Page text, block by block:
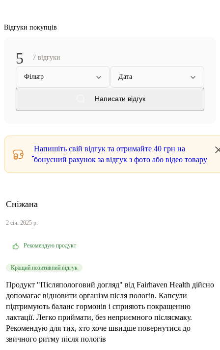
Відгуки покупців
5 7 відгуки
Фільтр Дата
Написати відгук
Напишіть свій відгук та отримайте 40 грн на
бонусний рахунок за відгук з фото або відео товару
Сніжана
2 січ. 2025 р.
Рекомендую продукт
Кращий позитивний відгук
Продукт "Післяпологовий догляд" від Fairhaven Health дійсно
допомагає відновити організм після пологів. Капсули
підтримують баланс гормонів і сприяють покращенню
лактації. Легко приймати, без неприємного післясмаку.
Рекомендую для тих, хто хоче швидше повернутися до
звичного ритму після пологів